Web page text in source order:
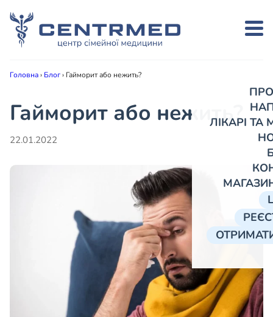
ЛІКАРІ
Головна› Блог› Гайморит або нежить?
Гайморит або нежить?
22.01.2022